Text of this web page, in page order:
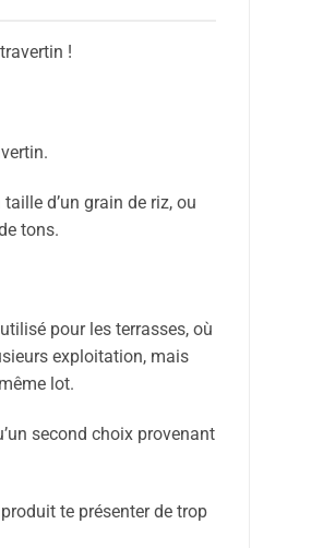
!
d’un grain de riz, ou
tons.
pour les terrasses, où
exploitation, mais
lot.
second choix provenant
te présenter de trop